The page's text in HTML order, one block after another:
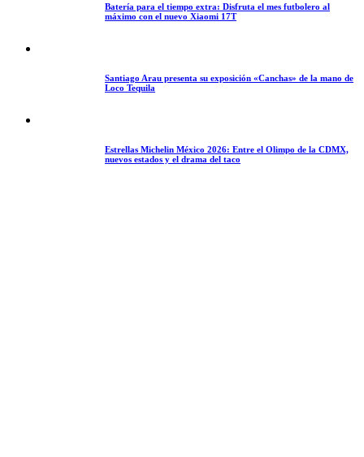
Batería para el tiempo extra: Disfruta el mes futbolero al
máximo con el nuevo Xiaomi 17T
Santiago Arau presenta su exposición «Canchas» de la mano de
Loco Tequila
Estrellas Michelin México 2026: Entre el Olimpo de la CDMX,
nuevos estados y el drama del taco